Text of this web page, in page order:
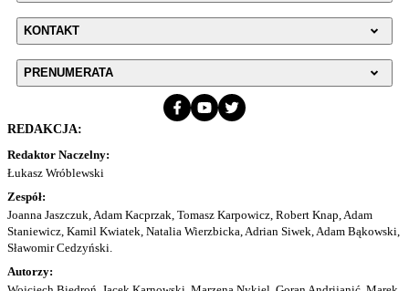
KONTAKT
PRENUMERATA
REDAKCJA:
Redaktor Naczelny:
Łukasz Wróblewski
Zespół:
Joanna Jaszczuk, Adam Kacprzak, Tomasz Karpowicz, Robert Knap, Adam
Staniewicz, Kamil Kwiatek, Natalia Wierzbicka, Adrian Siwek, Adam Bąkowski,
Sławomir Cedzyński.
Autorzy: